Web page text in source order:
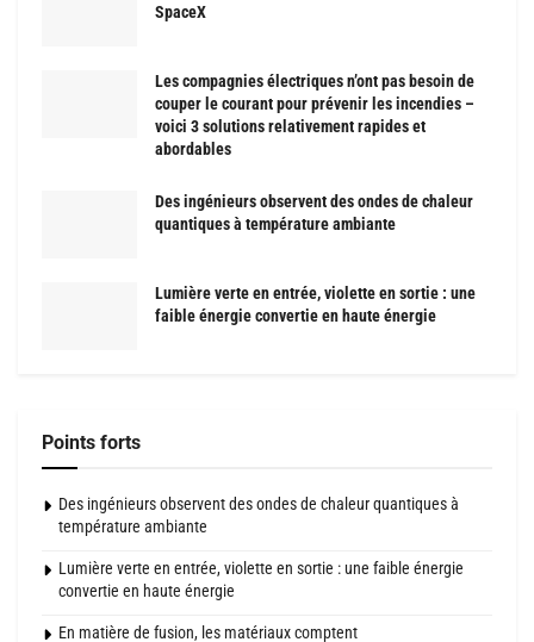
SpaceX
Les compagnies électriques n’ont pas besoin de
couper le courant pour prévenir les incendies –
voici 3 solutions relativement rapides et
abordables
Des ingénieurs observent des ondes de chaleur
quantiques à température ambiante
Lumière verte en entrée, violette en sortie : une
faible énergie convertie en haute énergie
Points forts
Des ingénieurs observent des ondes de chaleur quantiques à
température ambiante
Lumière verte en entrée, violette en sortie : une faible énergie
convertie en haute énergie
En matière de fusion, les matériaux comptent